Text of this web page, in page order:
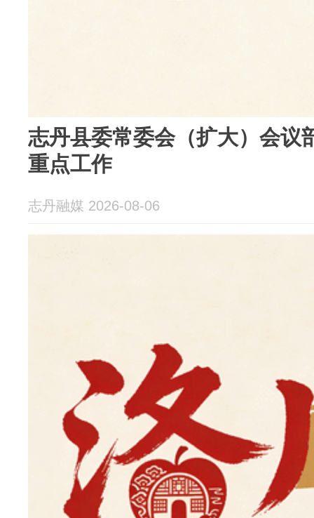
志丹县委常委会（扩大）会议
重点工作
志丹融媒 2026-08-06